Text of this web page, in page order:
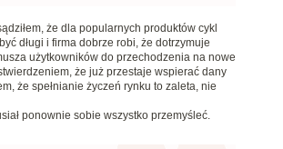
że dla popularnych produktów cykl
długi i firma dobrze robi, że dotrzymuje
użytkowników do przechodzenia na nowe
że już przestaje wspierać dany
że spełnianie życzeń rynku to zaleta, nie
ponownie sobie wszystko przemyśleć.